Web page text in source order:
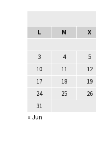
L
M X
3
4 5
10
11 12
17
18 19
24
25 26
31
« Jun